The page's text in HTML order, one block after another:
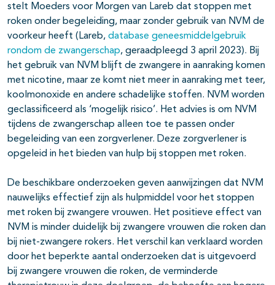
stelt Moeders voor Morgen van Lareb dat stoppen met
roken onder begeleiding, maar zonder gebruik van NVM de
voorkeur heeft (Lareb, database geneesmiddelgebruik
rondom de zwangerschap, geraadpleegd 3 april 2023). Bij
het gebruik van NVM blijft de zwangere in aanraking komen
met nicotine, maar ze komt niet meer in aanraking met teer,
koolmonoxide en andere schadelijke stoffen. NVM worden
geclassificeerd als ‘mogelijk risico’. Het advies is om NVM
tijdens de zwangerschap alleen toe te passen onder
begeleiding van een zorgverlener. Deze zorgverlener is
opgeleid in het bieden van hulp bij stoppen met roken.
De beschikbare onderzoeken geven aanwijzingen dat NVM
nauwelijks effectief zijn als hulpmiddel voor het stoppen
met roken bij zwangere vrouwen. Het positieve effect van
NVM is minder duidelijk bij zwangere vrouwen die roken dan
bij niet-zwangere rokers. Het verschil kan verklaard worden
door het beperkte aantal onderzoeken dat is uitgevoerd
bij zwangere vrouwen die roken, de verminderde